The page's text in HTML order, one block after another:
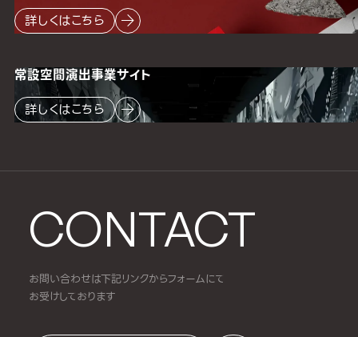
CONTACT
お問い合わせは下記リンクからフォームにて
お受けしております
詳しくはこちら
常設空間演出事業サイト
詳しくはこちら